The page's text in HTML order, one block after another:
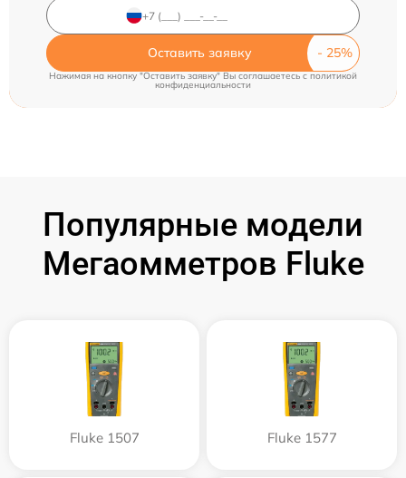
Оставить заявку
Нажимая на кнопку "Оставить заявку" Вы соглашаетесь cполитикой
конфиденциальности
Популярные модели
Мегаомметров Fluke
Fluke 1507 Fluke 1577